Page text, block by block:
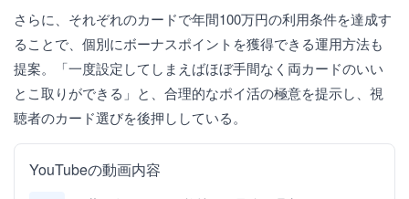
さらに、それぞれのカードで年間100万円の利用条件を達成す
ることで、個別にボーナスポイントを獲得できる運用方法も
提案。「一度設定してしまえばほぼ手間なく両カードのいい
とこ取りができる」と、合理的なポイ活の極意を提示し、視
聴者のカード選びを後押ししている。
YouTubeの動画内容